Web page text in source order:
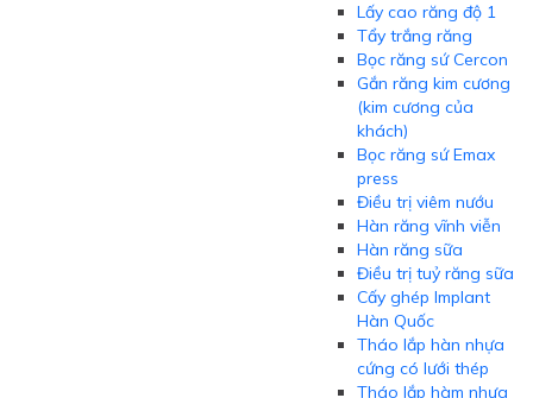
Lấy cao răng độ 1
Tẩy trắng răng
Bọc răng sứ Cercon
Gắn răng kim cương
(kim cương của
khách)
Bọc răng sứ Emax
press
Điều trị viêm nướu
Hàn răng vĩnh viễn
Hàn răng sữa
Điều trị tuỷ răng sữa
Cấy ghép Implant
Hàn Quốc
Tháo lắp hàn nhựa
cứng có lưới thép
Tháo lắp hàm nhựa